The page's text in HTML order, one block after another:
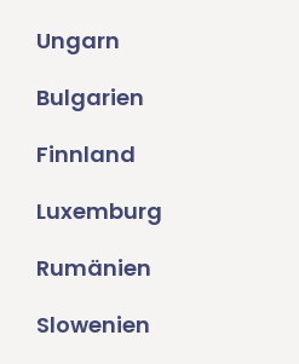
Ungarn
Bulgarien
Finnland
Luxemburg
Rumänien
Slowenien